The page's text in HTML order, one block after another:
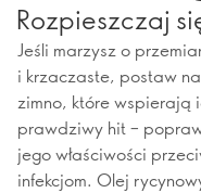
Rozpieszczaj
Jeśli marzysz o
i krzaczaste, postaw
zimno, które wspierają
prawdziwy hit –
jego właściwości
infekcjom. Olej